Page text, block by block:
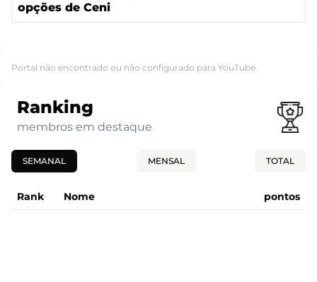
opções de Ceni
Portal não encontrado ou não configurado para YouTube.
Ranking
membros em destaque
SEMANAL MENSAL TOTAL
Rank Nome pontos